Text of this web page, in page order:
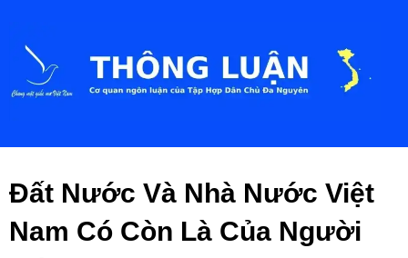
Đất Nước Và Nhà Nước Việt
Nam Có Còn Là Của Người